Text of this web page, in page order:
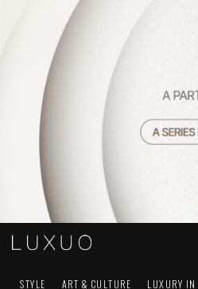
STYLE ART & CULTURE LUXURY